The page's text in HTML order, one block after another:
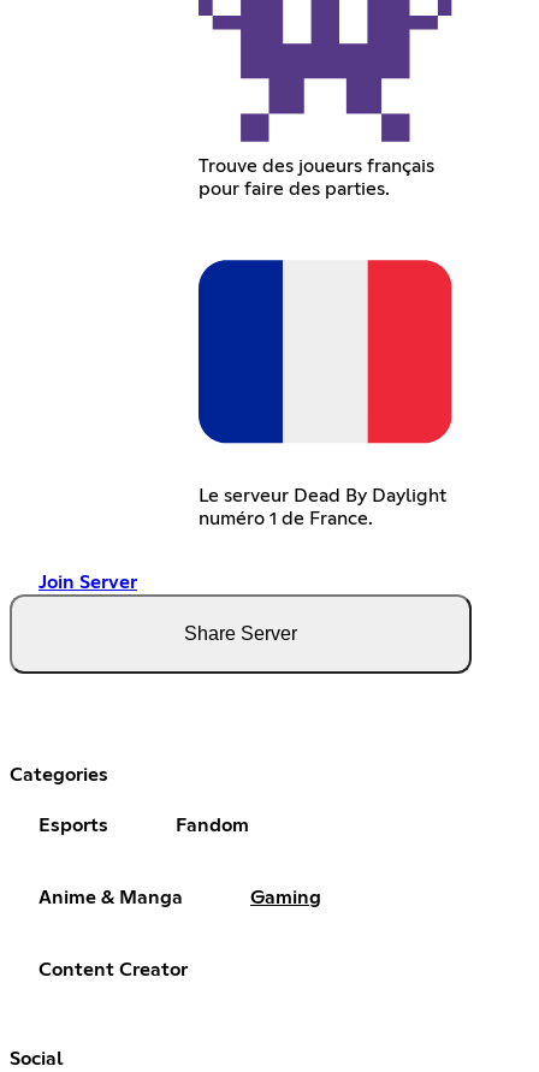
Trouve des joueurs français
pour faire des parties.
Le serveur Dead By Daylight
numéro 1 de France.
Join Server
Share Server
Categories
Esports Fandom
Anime & Manga Gaming
Content Creator
Social